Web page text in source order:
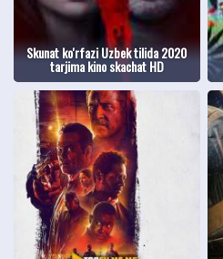
Skunat ko'rfazi Uzbek tilida 2020
tarjima kino skachat HD